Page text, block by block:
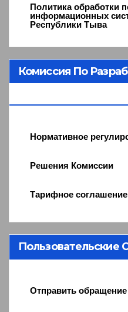
Политика обработки
информационных
Республики Тыва
Комиссия По
Нормативное
Решения Комиссии
Тарифное
Пользовательские
Отправить обращение